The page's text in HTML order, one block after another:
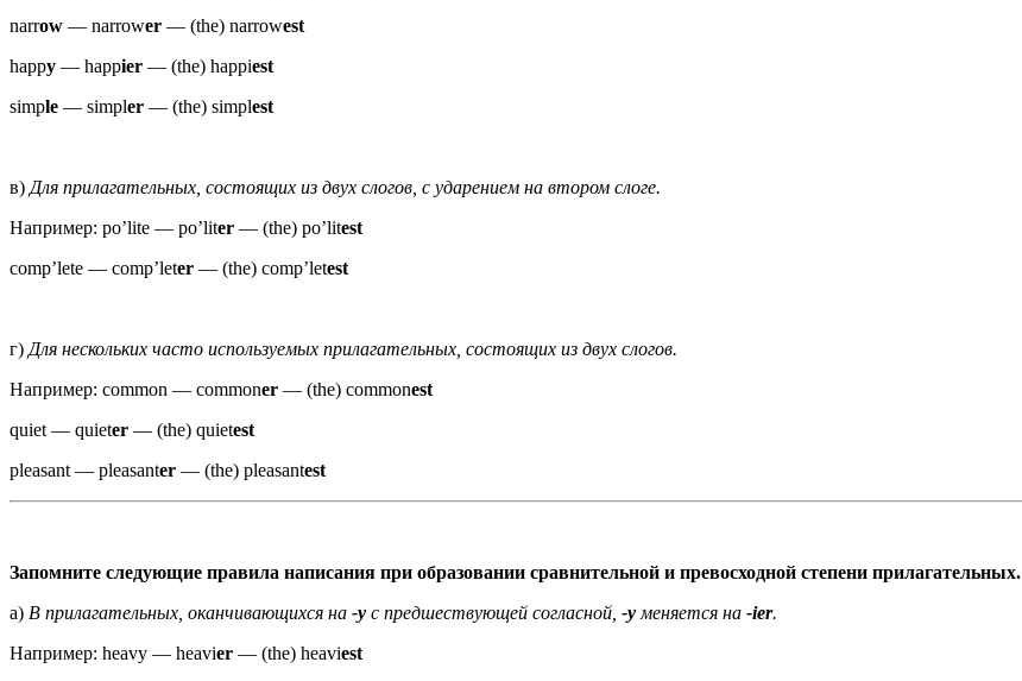
narrow — narrower — (the) narrowest
happy — happier — (the) happiest
simple — simpler — (the) simplest
в) Для прилагательных, состоящих из двух слогов, с ударением на втором слоге.
Например: po’lite — ро’liter — (the) po’litest
comp’lete — comp’leter — (the) comp’letest
г) Для нескольких часто используемых прилагательных, состоящих из двух слогов.
Например: common — commoner — (the) commonest
quiet — quieter — (the) quietest
pleasant — pleasanter — (the) pleasantest
Запомните следующие правила написания при образовании сравнительной и превосходной степени прилагательных.
а) В прилагательных, оканчивающихся на -у с пред­шествующей согласной, -у меняется на -ier.
Например: heavy — heavier — (the) heaviest